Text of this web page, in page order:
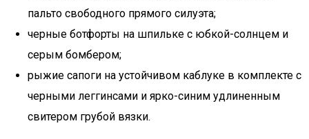
пальто свободного прямого силуэта;
черные ботфорты на шпильке с юбкой-солнцем и
серым бомбером;
рыжие сапоги на устойчивом каблуке в комплекте с
черными леггинсами и ярко-синим удлиненным
свитером грубой вязки.